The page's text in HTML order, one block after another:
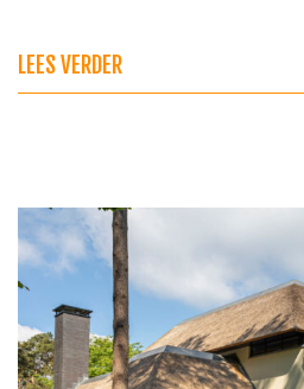
LEES VERDER